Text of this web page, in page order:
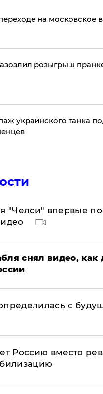
на московское
розыгрыш
украинского танка
"Челси" впервые
снял видео, как
с
Россию вместо